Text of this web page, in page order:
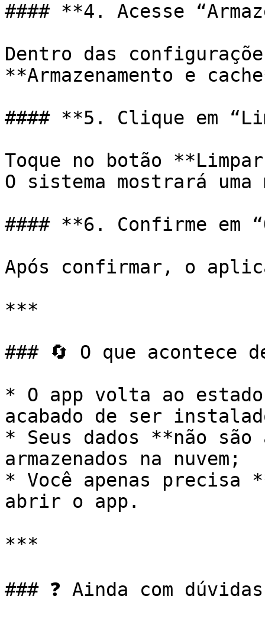
#### **4. Acesse
Dentro das
**Armazenamento e
#### **5. Clique em
Toque no botão
O sistema mostrará uma
#### **6. Confirme em
Após confirmar, o
***
### 🔄 O que acontece
* O app volta ao
acabado de ser
* Seus dados **não
armazenados na nuvem;
* Você apenas precisa
abrir o app.
***
### ❓ Ainda com